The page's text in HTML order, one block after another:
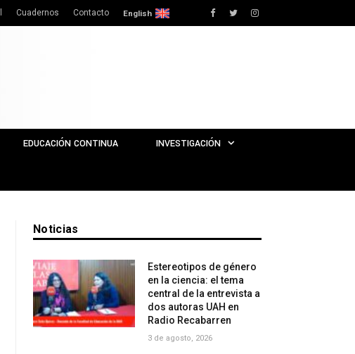
Cuadernos Contacto English Facebook
TwitterInstagram
EDUCACIÓN CONTINUA INVESTIGACIÓN
Noticias
Estereotipos de género
en la ciencia: el tema
central de la entrevista a
dos autoras UAH en
Radio Recabarren
3 de agosto, 2026